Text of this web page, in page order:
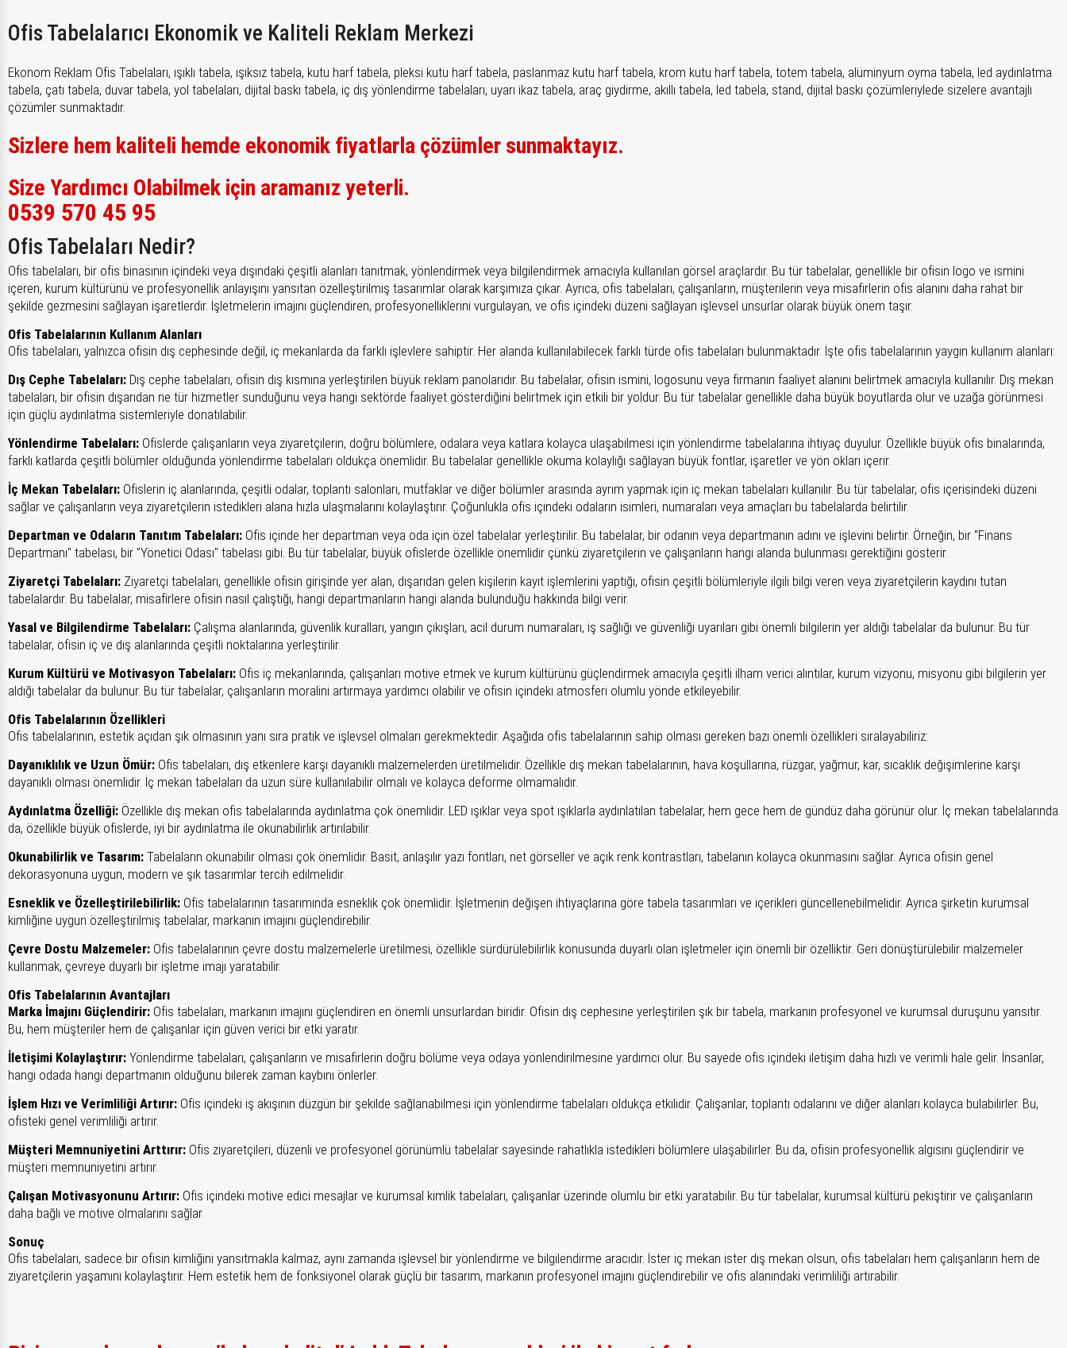
Ofis Tabelalarıcı Ekonomik ve Kaliteli Reklam Merkezi
Ekonom Reklam Ofis Tabelaları, ışıklı tabela, ışıksız tabela, kutu harf tabela, pleksi kutu harf tabela, paslanmaz kutu harf tabela, krom kutu harf tabela, totem tabela, alüminyum oyma tabela, led aydınlatma
tabela, çatı tabela, duvar tabela, yol tabelaları, dijital baskı tabela, iç dış yönlendirme tabelaları, uyarı ikaz tabela, araç giydirme, akıllı tabela, led tabela, stand, dijital baskı çözümleriylede sizelere avantajlı
çözümler sunmaktadır.
Sizlere hem kaliteli hemde ekonomik fiyatlarla çözümler sunmaktayız.
Size Yardımcı Olabilmek için aramanız yeterli.
0539 570 45 95
Ofis Tabelaları Nedir?
Ofis tabelaları, bir ofis binasının içindeki veya dışındaki çeşitli alanları tanıtmak, yönlendirmek veya bilgilendirmek amacıyla kullanılan görsel araçlardır. Bu tür tabelalar, genellikle bir ofisin logo ve ismini
içeren, kurum kültürünü ve profesyonellik anlayışını yansıtan özelleştirilmiş tasarımlar olarak karşımıza çıkar. Ayrıca, ofis tabelaları, çalışanların, müşterilerin veya misafirlerin ofis alanını daha rahat bir
şekilde gezmesini sağlayan işaretlerdir. İşletmelerin imajını güçlendiren, profesyonelliklerini vurgulayan, ve ofis içindeki düzeni sağlayan işlevsel unsurlar olarak büyük önem taşır.
Ofis Tabelalarının Kullanım Alanları
Ofis tabelaları, yalnızca ofisin dış cephesinde değil, iç mekanlarda da farklı işlevlere sahiptir. Her alanda kullanılabilecek farklı türde ofis tabelaları bulunmaktadır. İşte ofis tabelalarının yaygın kullanım alanları:
Dış Cephe Tabelaları: Dış cephe tabelaları, ofisin dış kısmına yerleştirilen büyük reklam panolarıdır. Bu tabelalar, ofisin ismini, logosunu veya firmanın faaliyet alanını belirtmek amacıyla kullanılır. Dış mekan
tabelaları, bir ofisin dışarıdan ne tür hizmetler sunduğunu veya hangi sektörde faaliyet gösterdiğini belirtmek için etkili bir yoldur. Bu tür tabelalar genellikle daha büyük boyutlarda olur ve uzağa görünmesi
için güçlü aydınlatma sistemleriyle donatılabilir.
Yönlendirme Tabelaları: Ofislerde çalışanların veya ziyaretçilerin, doğru bölümlere, odalara veya katlara kolayca ulaşabilmesi için yönlendirme tabelalarına ihtiyaç duyulur. Özellikle büyük ofis binalarında,
farklı katlarda çeşitli bölümler olduğunda yönlendirme tabelaları oldukça önemlidir. Bu tabelalar genellikle okuma kolaylığı sağlayan büyük fontlar, işaretler ve yön okları içerir.
İç Mekan Tabelaları: Ofislerin iç alanlarında, çeşitli odalar, toplantı salonları, mutfaklar ve diğer bölümler arasında ayrım yapmak için iç mekan tabelaları kullanılır. Bu tür tabelalar, ofis içerisindeki düzeni
sağlar ve çalışanların veya ziyaretçilerin istedikleri alana hızla ulaşmalarını kolaylaştırır. Çoğunlukla ofis içindeki odaların isimleri, numaraları veya amaçları bu tabelalarda belirtilir.
Departman ve Odaların Tanıtım Tabelaları: Ofis içinde her departman veya oda için özel tabelalar yerleştirilir. Bu tabelalar, bir odanın veya departmanın adını ve işlevini belirtir. Örneğin, bir "Finans
Departmanı" tabelası, bir "Yönetici Odası" tabelası gibi. Bu tür tabelalar, büyük ofislerde özellikle önemlidir çünkü ziyaretçilerin ve çalışanların hangi alanda bulunması gerektiğini gösterir.
Ziyaretçi Tabelaları: Ziyaretçi tabelaları, genellikle ofisin girişinde yer alan, dışarıdan gelen kişilerin kayıt işlemlerini yaptığı, ofisin çeşitli bölümleriyle ilgili bilgi veren veya ziyaretçilerin kaydını tutan
tabelalardır. Bu tabelalar, misafirlere ofisin nasıl çalıştığı, hangi departmanların hangi alanda bulunduğu hakkında bilgi verir.
Yasal ve Bilgilendirme Tabelaları: Çalışma alanlarında, güvenlik kuralları, yangın çıkışları, acil durum numaraları, iş sağlığı ve güvenliği uyarıları gibi önemli bilgilerin yer aldığı tabelalar da bulunur. Bu tür
tabelalar, ofisin iç ve dış alanlarında çeşitli noktalarına yerleştirilir.
Kurum Kültürü ve Motivasyon Tabelaları: Ofis iç mekanlarında, çalışanları motive etmek ve kurum kültürünü güçlendirmek amacıyla çeşitli ilham verici alıntılar, kurum vizyonu, misyonu gibi bilgilerin yer
aldığı tabelalar da bulunur. Bu tür tabelalar, çalışanların moralini artırmaya yardımcı olabilir ve ofisin içindeki atmosferi olumlu yönde etkileyebilir.
Ofis Tabelalarının Özellikleri
Ofis tabelalarının, estetik açıdan şık olmasının yanı sıra pratik ve işlevsel olmaları gerekmektedir. Aşağıda ofis tabelalarının sahip olması gereken bazı önemli özellikleri sıralayabiliriz:
Dayanıklılık ve Uzun Ömür: Ofis tabelaları, dış etkenlere karşı dayanıklı malzemelerden üretilmelidir. Özellikle dış mekan tabelalarının, hava koşullarına, rüzgar, yağmur, kar, sıcaklık değişimlerine karşı
dayanıklı olması önemlidir. İç mekan tabelaları da uzun süre kullanılabilir olmalı ve kolayca deforme olmamalıdır.
Aydınlatma Özelliği: Özellikle dış mekan ofis tabelalarında aydınlatma çok önemlidir. LED ışıklar veya spot ışıklarla aydınlatılan tabelalar, hem gece hem de gündüz daha görünür olur. İç mekan tabelalarında
da, özellikle büyük ofislerde, iyi bir aydınlatma ile okunabilirlik artırılabilir.
Okunabilirlik ve Tasarım: Tabelaların okunabilir olması çok önemlidir. Basit, anlaşılır yazı fontları, net görseller ve açık renk kontrastları, tabelanın kolayca okunmasını sağlar. Ayrıca ofisin genel
dekorasyonuna uygun, modern ve şık tasarımlar tercih edilmelidir.
Esneklik ve Özelleştirilebilirlik: Ofis tabelalarının tasarımında esneklik çok önemlidir. İşletmenin değişen ihtiyaçlarına göre tabela tasarımları ve içerikleri güncellenebilmelidir. Ayrıca şirketin kurumsal
kimliğine uygun özelleştirilmiş tabelalar, markanın imajını güçlendirebilir.
Çevre Dostu Malzemeler: Ofis tabelalarının çevre dostu malzemelerle üretilmesi, özellikle sürdürülebilirlik konusunda duyarlı olan işletmeler için önemli bir özelliktir. Geri dönüştürülebilir malzemeler
kullanmak, çevreye duyarlı bir işletme imajı yaratabilir.
Ofis Tabelalarının Avantajları
Marka İmajını Güçlendirir: Ofis tabelaları, markanın imajını güçlendiren en önemli unsurlardan biridir. Ofisin dış cephesine yerleştirilen şık bir tabela, markanın profesyonel ve kurumsal duruşunu yansıtır.
Bu, hem müşteriler hem de çalışanlar için güven verici bir etki yaratır.
İletişimi Kolaylaştırır: Yönlendirme tabelaları, çalışanların ve misafirlerin doğru bölüme veya odaya yönlendirilmesine yardımcı olur. Bu sayede ofis içindeki iletişim daha hızlı ve verimli hale gelir. İnsanlar,
hangi odada hangi departmanın olduğunu bilerek zaman kaybını önlerler.
İşlem Hızı ve Verimliliği Artırır: Ofis içindeki iş akışının düzgün bir şekilde sağlanabilmesi için yönlendirme tabelaları oldukça etkilidir. Çalışanlar, toplantı odalarını ve diğer alanları kolayca bulabilirler. Bu,
ofisteki genel verimliliği artırır.
Müşteri Memnuniyetini Arttırır: Ofis ziyaretçileri, düzenli ve profesyonel görünümlü tabelalar sayesinde rahatlıkla istedikleri bölümlere ulaşabilirler. Bu da, ofisin profesyonellik algısını güçlendirir ve
müşteri memnuniyetini artırır.
Çalışan Motivasyonunu Artırır: Ofis içindeki motive edici mesajlar ve kurumsal kimlik tabelaları, çalışanlar üzerinde olumlu bir etki yaratabilir. Bu tür tabelalar, kurumsal kültürü pekiştirir ve çalışanların
daha bağlı ve motive olmalarını sağlar.
Sonuç
Ofis tabelaları, sadece bir ofisin kimliğini yansıtmakla kalmaz, aynı zamanda işlevsel bir yönlendirme ve bilgilendirme aracıdır. İster iç mekan ister dış mekan olsun, ofis tabelaları hem çalışanların hem de
ziyaretçilerin yaşamını kolaylaştırır. Hem estetik hem de fonksiyonel olarak güçlü bir tasarım, markanın profesyonel imajını güçlendirebilir ve ofis alanındaki verimliliği artırabilir.